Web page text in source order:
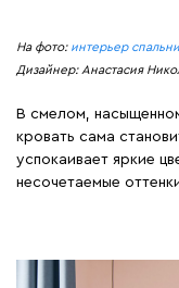
На фото: интерьер
Дизайнер: Анастасия
В смелом,
кровать сама
успокаивает яркие
несочетаемые